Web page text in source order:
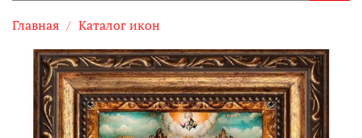
Главная Каталог икон